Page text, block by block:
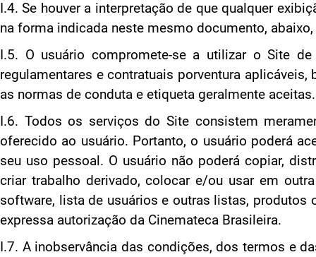
I.4. Se houver a interpretação de que qualquer
na forma indicada neste mesmo documento,
I.5. O usuário compromete-se a utilizar o Site
regulamentares e contratuais porventura
as normas de conduta e etiqueta geralmente aceitas.
I.6. Todos os serviços do Site consistem
oferecido ao usuário. Portanto, o usuário poderá
seu uso pessoal. O usuário não poderá copiar,
criar trabalho derivado, colocar e/ou usar em
software, lista de usuários e outras listas, produtos
expressa autorização da Cinemateca Brasileira.
I.7. A inobservância das condições, dos termos e